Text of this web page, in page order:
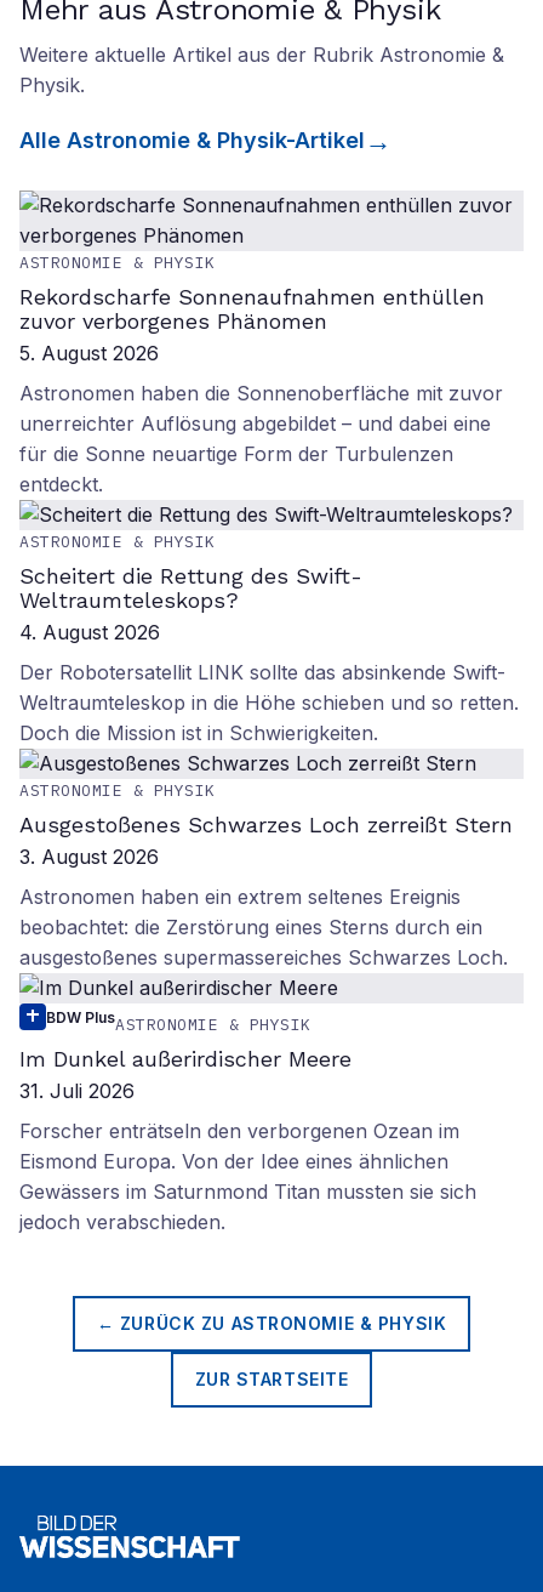
Mehr aus Astronomie & Physik
Weitere aktuelle Artikel aus der Rubrik Astronomie &
Physik.
Alle Astronomie & Physik-Artikel
ASTRONOMIE & PHYSIK
Rekordscharfe Sonnenaufnahmen enthüllen
zuvor verborgenes Phänomen
5. August 2026
Astronomen haben die Sonnenoberfläche mit zuvor
unerreichter Auflösung abgebildet – und dabei eine
für die Sonne neuartige Form der Turbulenzen
entdeckt.
ASTRONOMIE & PHYSIK
Scheitert die Rettung des Swift-
Weltraumteleskops?
4. August 2026
Der Robotersatellit LINK sollte das absinkende Swift-
Weltraumteleskop in die Höhe schieben und so retten.
Doch die Mission ist in Schwierigkeiten.
ASTRONOMIE & PHYSIK
Ausgestoßenes Schwarzes Loch zerreißt Stern
3. August 2026
Astronomen haben ein extrem seltenes Ereignis
beobachtet: die Zerstörung eines Sterns durch ein
ausgestoßenes supermassereiches Schwarzes Loch.
BDW PlusASTRONOMIE & PHYSIK
Im Dunkel außerirdischer Meere
31. Juli 2026
Forscher enträtseln den verborgenen Ozean im
Eismond Europa. Von der Idee eines ähnlichen
Gewässers im Saturnmond Titan mussten sie sich
jedoch verabschieden.
← ZURÜCK ZU ASTRONOMIE & PHYSIK
ZUR STARTSEITE